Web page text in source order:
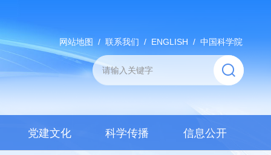
网站地图 / 联系我们 / ENGLISH / 中国科学院
党建文化 科学传播 信息公开